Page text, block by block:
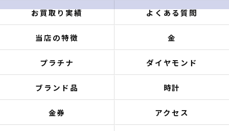
お買取り実績 よくある質問
当店の特徴 金
プラチナ ダイヤモンド
ブランド品 時計
金券 アクセス